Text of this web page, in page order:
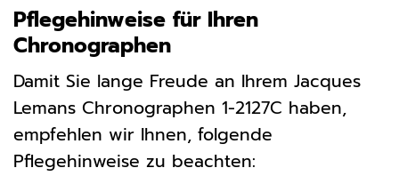
Pflegehinweise für Ihren
Chronographen
Damit Sie lange Freude an Ihrem Jacques
Lemans Chronographen 1-2127C haben,
empfehlen wir Ihnen, folgende
Pflegehinweise zu beachten: